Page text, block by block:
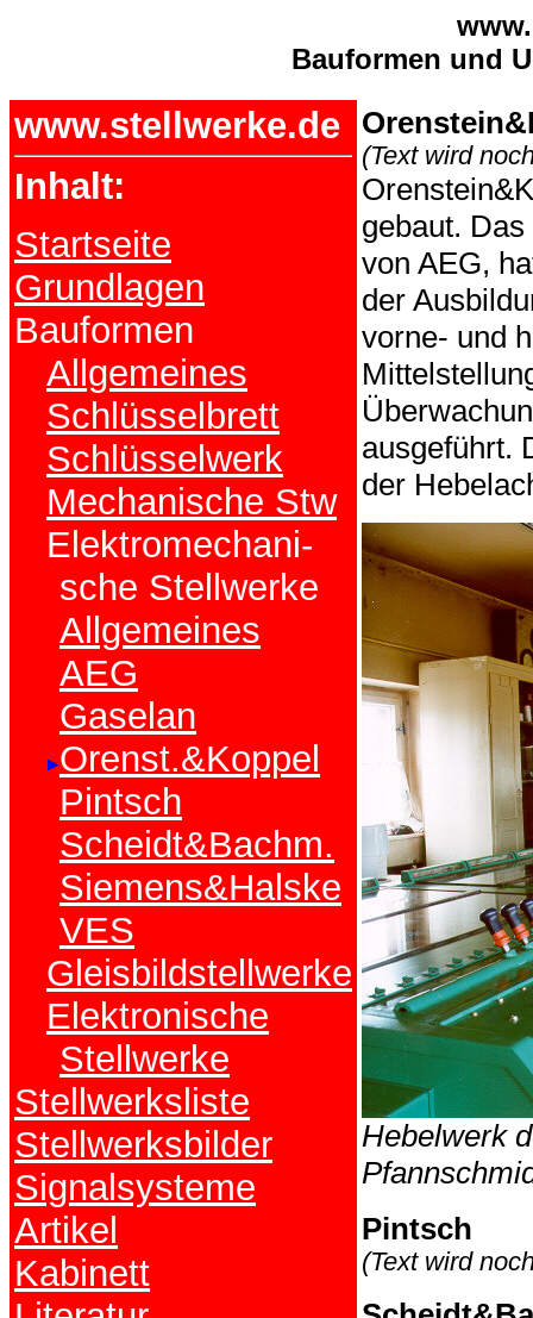
Bauformen und
www.stellwerke.de
Inhalt:
Startseite
Grundlagen
Bauformen
Allgemeines
Schlüsselbrett
Schlüsselwerk
Mechanische Stw
Elektromechani-
sche Stellwerke
Allgemeines
AEG
Gaselan
Orenst.&Koppel
Pintsch
Scheidt&Bachm.
Siemens&Halske
VES
Gleisbildstellwerke
Elektronische
Stellwerke
Stellwerksliste
Stellwerksbilder
Signalsysteme
Artikel
Kabinett
(Text wird
gebaut.
von AEG,
der
vorne- und
ausgeführt.
der
Hebelwerk
Pintsch
(Text wird